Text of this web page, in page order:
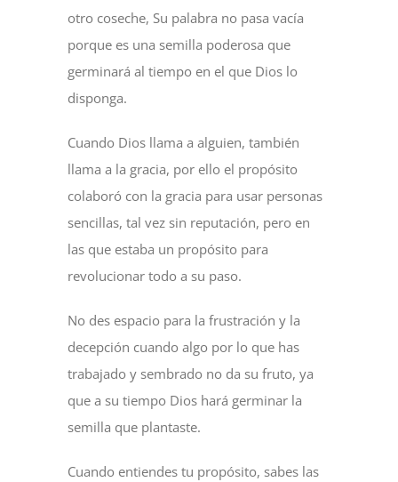
otro coseche, Su palabra no pasa vacía
porque es una semilla poderosa que
germinará al tiempo en el que Dios lo
disponga.
Cuando Dios llama a alguien, también
llama a la gracia, por ello el propósito
colaboró con la gracia para usar personas
sencillas, tal vez sin reputación, pero en
las que estaba un propósito para
revolucionar todo a su paso.
No des espacio para la frustración y la
decepción cuando algo por lo que has
trabajado y sembrado no da su fruto, ya
que a su tiempo Dios hará germinar la
semilla que plantaste.
Cuando entiendes tu propósito, sabes las